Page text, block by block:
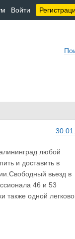
Войти
любой
и доставить в
вьезд в
46 и 53
также одной